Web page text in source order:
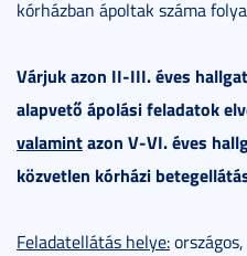
kórházban ápoltak száma
Várjuk azon II-III. éves
alapvető ápolási feladatok
valamintazon V-VI. éves
közvetlen kórházi
Feladatellátás helye: